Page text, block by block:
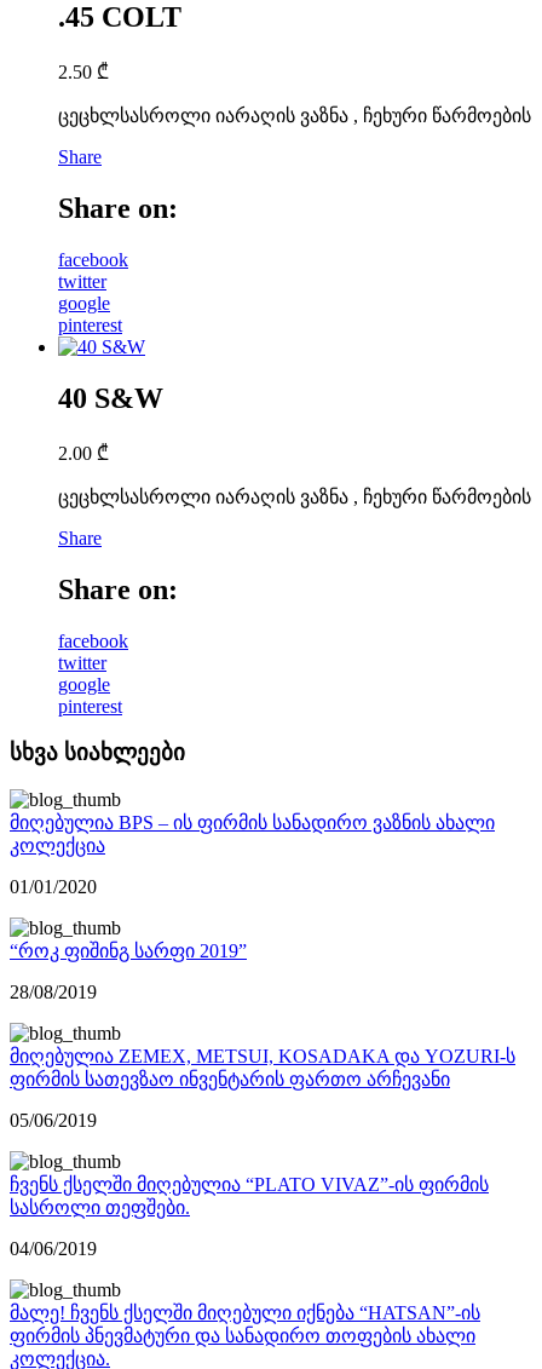
.45 COLT
2.50 ₾
ცეცხლსასროლი იარაღის ვაზნა , ჩეხური წარმოების
Share
Share on:
facebook
twitter
google
pinterest
40 S&W
2.00 ₾
ცეცხლსასროლი იარაღის ვაზნა , ჩეხური წარმოების
Share
Share on:
facebook
twitter
google
pinterest
სხვა სიახლეები
მიღებულია BPS – ის ფირმის სანადირო ვაზნის ახალი
კოლექცია
01/01/2020
“როკ ფიშინგ სარფი 2019”
28/08/2019
მიღებულია ZEMEX, METSUI, KOSADAKA და YOZURI-ს
ფირმის სათევზაო ინვენტარის ფართო არჩევანი
05/06/2019
ჩვენს ქსელში მიღებულია “PLATO VIVAZ”-ის ფირმის
სასროლი თეფშები.
04/06/2019
მალე! ჩვენს ქსელში მიღებული იქნება “HATSAN”-ის
ფირმის პნევმატური და სანადირო თოფების ახალი
კოლექცია.